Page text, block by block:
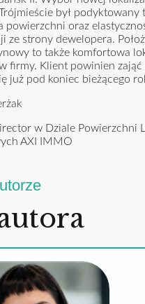
był podyktowany
powierzchni oraz
ze strony dewelopera.
to także komfortowa
firmy. Klient powinien zająć
już pod koniec bieżącego
w Dziale Powierzchni
AXI IMMO